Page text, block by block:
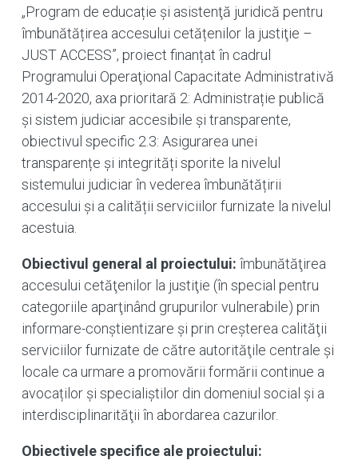
„Program de educație şi asistenţă juridică pentru
îmbunătățirea accesului cetățenilor la justiţie –
JUST ACCESS”, proiect finanțat în cadrul
Programului Operaţional Capacitate Administrativă
2014-2020, axa prioritară 2: Administrație publică
și sistem judiciar accesibile și transparente,
obiectivul specific 2.3: Asigurarea unei
transparențe și integrități sporite la nivelul
sistemului judiciar în vederea îmbunătățirii
accesului și a calității serviciilor furnizate la nivelul
acestuia.
Obiectivul general al proiectului: îmbunătăţirea
accesului cetăţenilor la justiţie (în special pentru
categoriile aparţinând grupurilor vulnerabile) prin
informare-conştientizare şi prin creşterea calităţii
serviciilor furnizate de către autorităţile centrale și
locale ca urmare a promovării formării continue a
avocaților și specialiștilor din domeniul social și a
interdisciplinarităţii în abordarea cazurilor.
Obiectivele specifice ale proiectului: